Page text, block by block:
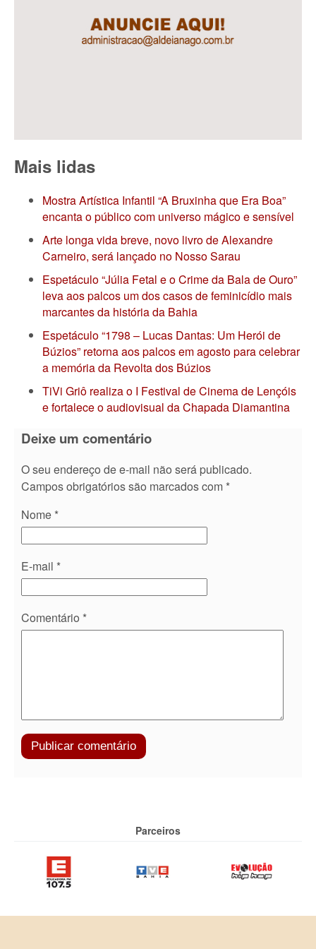
Mais lidas
Mostra Artística Infantil “A Bruxinha que Era Boa”
encanta o público com universo mágico e sensível
Arte longa vida breve, novo livro de Alexandre
Carneiro, será lançado no Nosso Sarau
Espetáculo “Júlia Fetal e o Crime da Bala de Ouro”
leva aos palcos um dos casos de feminicídio mais
marcantes da história da Bahia
Espetáculo “1798 – Lucas Dantas: Um Herói de
Búzios” retorna aos palcos em agosto para celebrar
a memória da Revolta dos Búzios
TiVi Griô realiza o I Festival de Cinema de Lençóis
e fortalece o audiovisual da Chapada Diamantina
Deixe um comentário
O seu endereço de e-mail não será publicado.
Campos obrigatórios são marcados com *
Nome *
E-mail *
Comentário *
Parceiros